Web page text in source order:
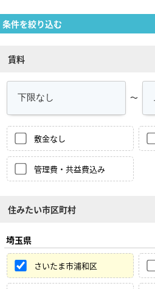
条件を絞り込む
賃料
～
敷金なし
管理費・共益費込み
住みたい市区町村
埼玉県
さいたま市浦和区